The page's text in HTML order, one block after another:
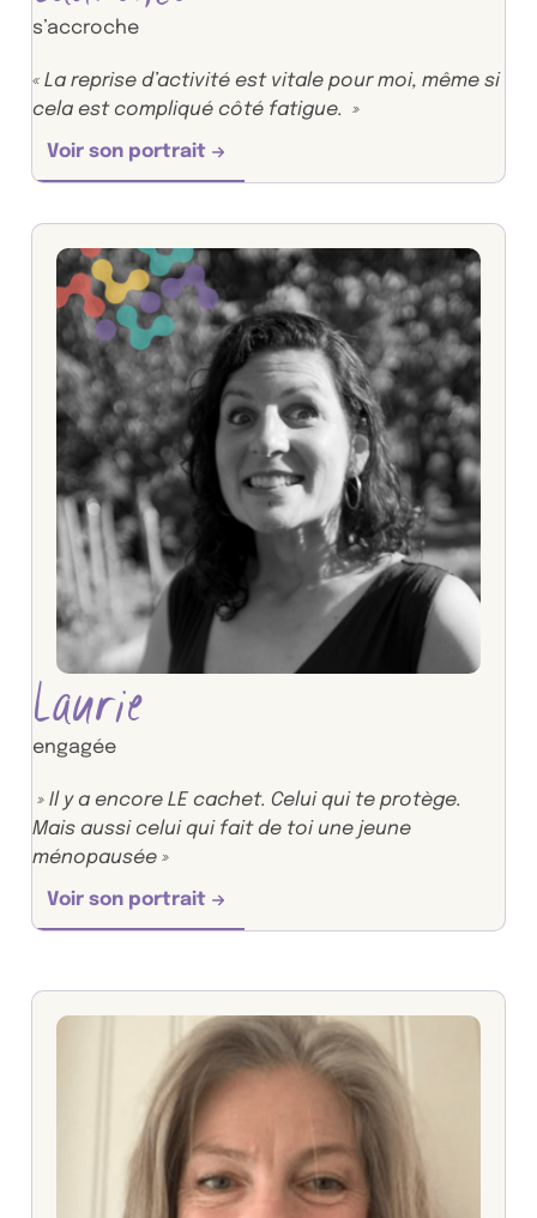
s’accroche
« La reprise d’activité est vitale pour moi, même si
cela est compliqué côté fatigue. »
Voir son portrait
Laurie
engagée
» Il y a encore LE cachet. Celui qui te protège.
Mais aussi celui qui fait de toi une jeune
ménopausée »
Voir son portrait